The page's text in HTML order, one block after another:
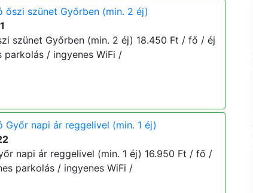
szünet Győrben (min. 2 éj)
szünet Győrben (min. 2 éj) 18.450 Ft / fő / éj
/ ingyenes WiFi /
napi ár reggelivel (min. 1 éj)
napi ár reggelivel (min. 1 éj) 16.950 Ft / fő /
parkolás / ingyenes WiFi /